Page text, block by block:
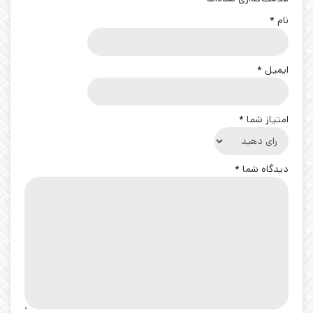
نام *
ایمیل *
امتیاز شما *
دیدگاه شما *